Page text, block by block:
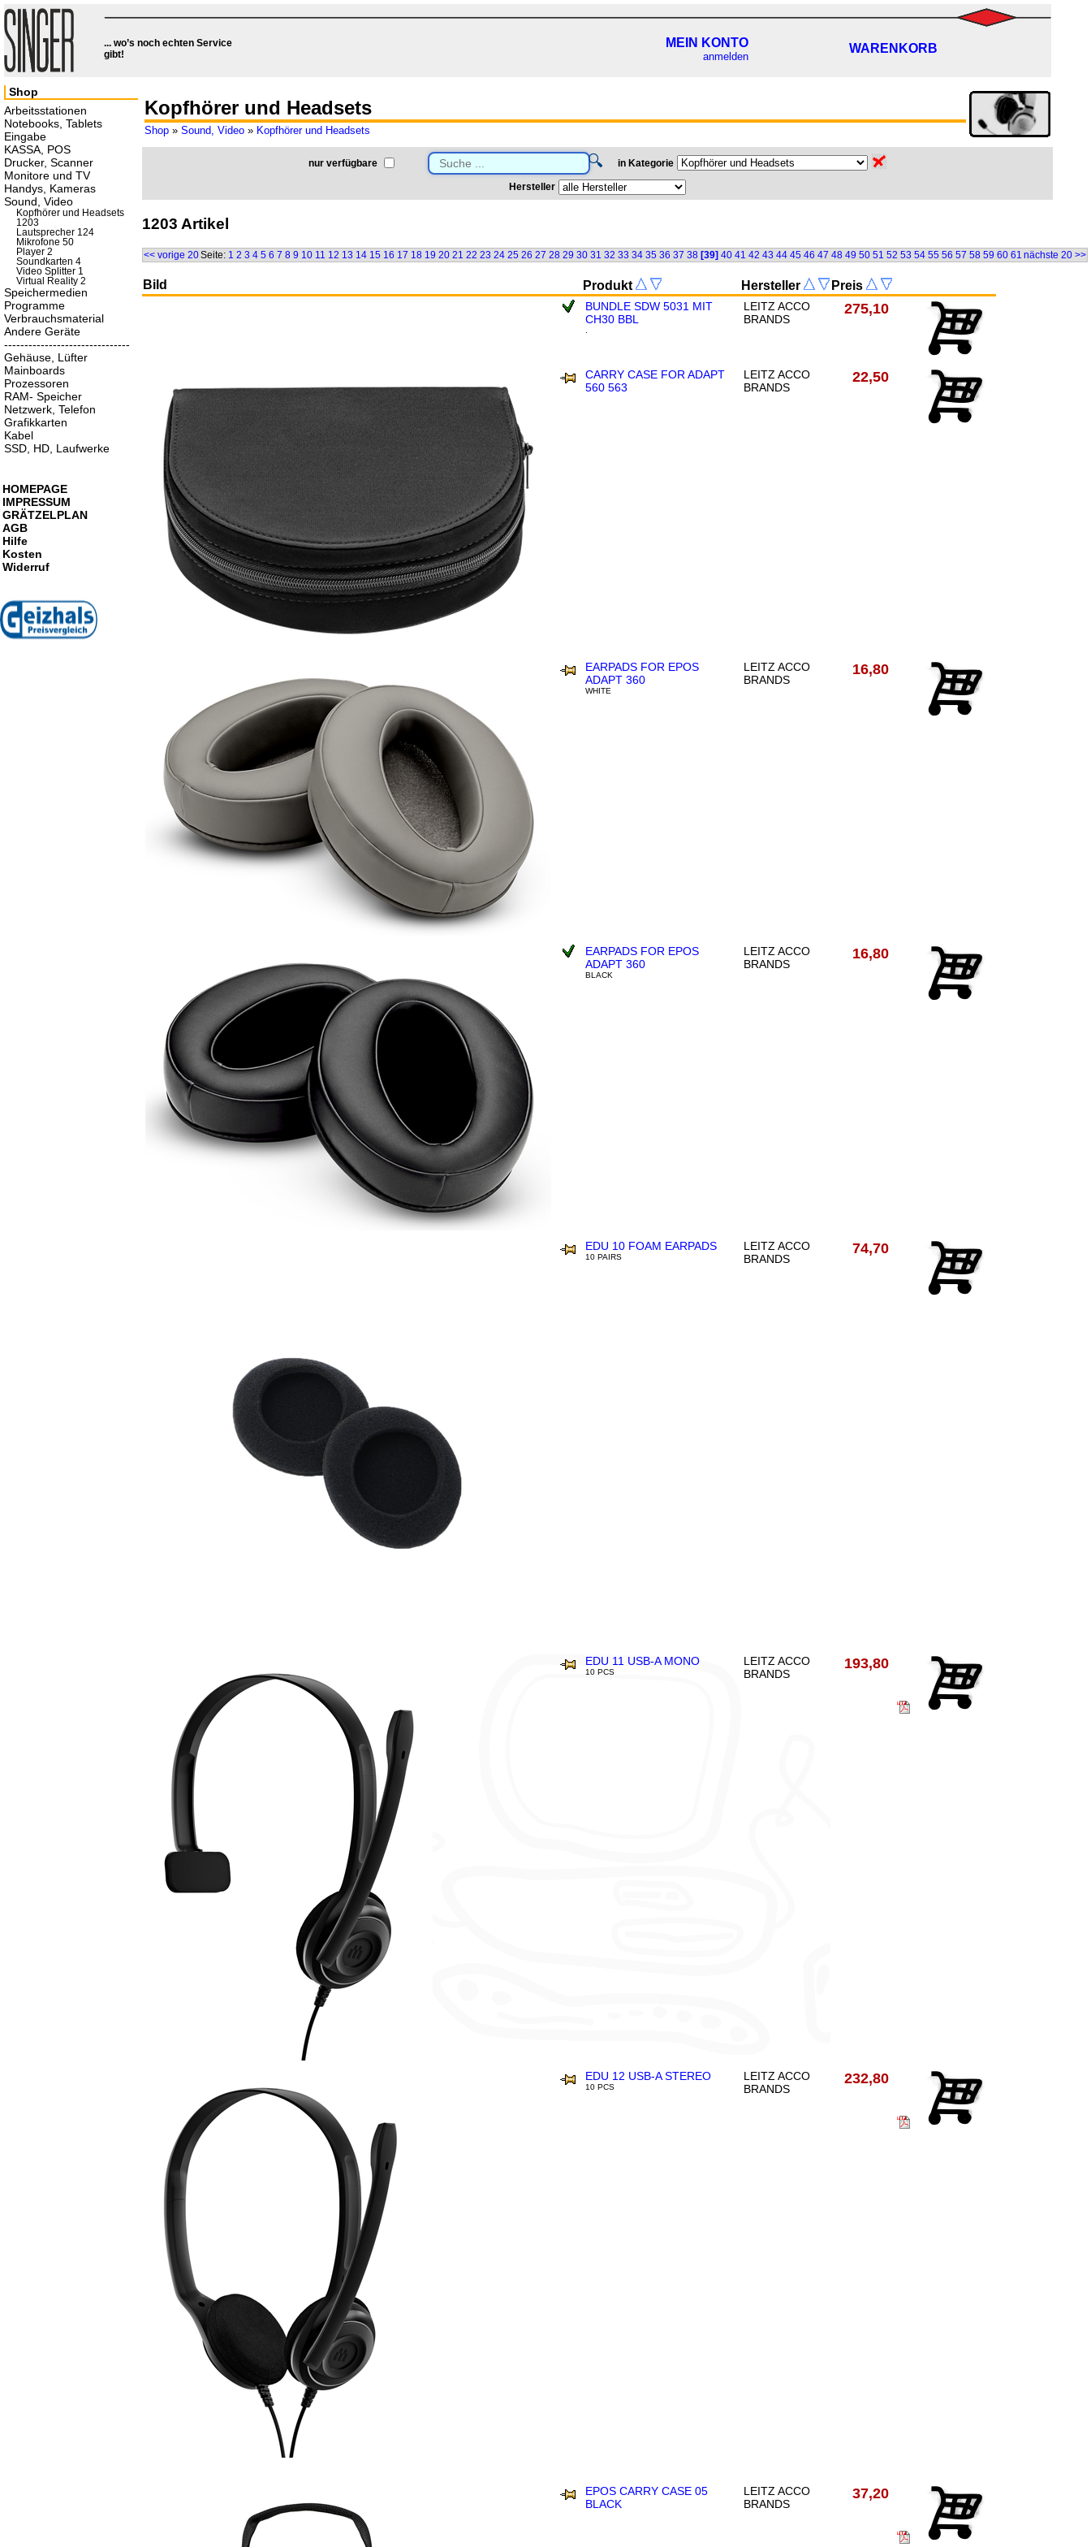
... wo’s noch echten Service
gibt!
MEIN KONTO
anmelden
WARENKORB
Kopfhörer und Headsets
Shop » Sound, Video » Kopfhörer und Headsets
nur verfügbare 🔍 in Kategorie
Hersteller
1203 Artikel
<< vorige 20Seite: 1 2 3 4 5 6 7 8 9 10 11 12 13 14 15 16 17 18 19 20 21 22 23 24 25 26 27 28 29 30 31 32 33 34 35 36 37 38 [39] 40 41 42 43 44 45 46 47 48 49 50 51 52 53 54 55 56 57 58 59 60 61 nächste 20 >>
Bild Produkt Hersteller Preis
BUNDLE SDW 5031 MIT
CH30 BBL
.
LEITZ ACCO
BRANDS
275,10
CARRY CASE FOR ADAPT
560 563
LEITZ ACCO
BRANDS
22,50
EARPADS FOR EPOS
ADAPT 360
WHITE
LEITZ ACCO
BRANDS
16,80
EARPADS FOR EPOS
ADAPT 360
BLACK
LEITZ ACCO
BRANDS
16,80
EDU 10 FOAM EARPADS
10 PAIRS
LEITZ ACCO
BRANDS
74,70
EDU 11 USB-A MONO
10 PCS
LEITZ ACCO
BRANDS
193,80
EDU 12 USB-A STEREO
10 PCS
LEITZ ACCO
BRANDS
232,80
EPOS CARRY CASE 05
BLACK
LEITZ ACCO
BRANDS
37,20
Shop
Arbeitsstationen
Notebooks, Tablets
Eingabe
KASSA, POS
Drucker, Scanner
Monitore und TV
Handys, Kameras
Sound, Video
Kopfhörer und Headsets
1203
Lautsprecher 124
Mikrofone 50
Player 2
Soundkarten 4
Video Splitter 1
Virtual Reality 2
Speichermedien
Programme
Verbrauchsmaterial
Andere Geräte
-------------------------------
Gehäuse, Lüfter
Mainboards
Prozessoren
RAM- Speicher
Netzwerk, Telefon
Grafikkarten
Kabel
SSD, HD, Laufwerke
HOMEPAGE
IMPRESSUM
GRÄTZELPLAN
AGB
Hilfe
Kosten
Widerruf